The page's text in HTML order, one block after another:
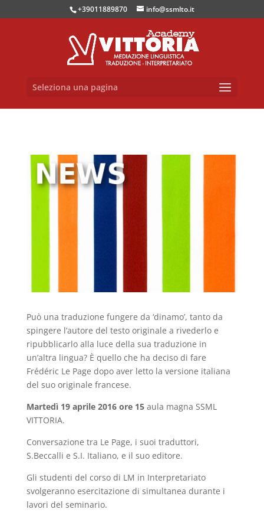
+39011889870 info@ssmlto.it
Seleziona una pagina
Può una traduzione fungere da ‘dinamo’, tanto da
spingere l’autore del testo originale a rivederlo e
ripubblicarlo alla luce della sua traduzione in
un’altra lingua? È quello che ha deciso di fare
Frédéric Le Page dopo aver letto la versione italiana
del suo originale francese.
Martedì 19 aprile 2016 ore 15aula magna SSML
VITTORIA.
Conversazione tra Le Page, i suoi traduttori,
S.Beccalli e S.I. Italiano, e il suo editore.
Gli studenti del corso di LM in Interpretariato
svolgeranno esercitazione di simultanea durante i
lavori del seminario.